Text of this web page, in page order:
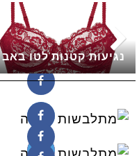
נגיעות קטנות לטו באב